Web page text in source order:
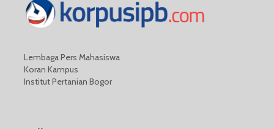
Lembaga Pers Mahasiswa
Koran Kampus
Institut Pertanian Bogor